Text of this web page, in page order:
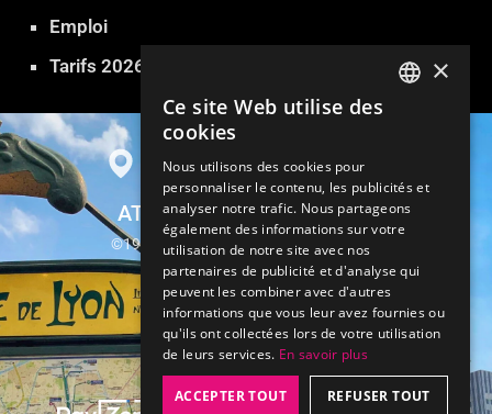
Emploi
Tarifs 2026
ATLANTIDE SAUNA PARIS
©1999-2026 Atlantide Sauna Hammam
13, rue Parrot 75012 Paris
Métro Gare de Lyon
Billetterie
FRENCH
GERMAN
ITALIAN
SPANISH
TURKISH
PORTUGUESE
×
Ce site Web utilise des
cookies
Nous utilisons des cookies pour
personnaliser le contenu, les publicités et
analyser notre trafic. Nous partageons
également des informations sur votre
utilisation de notre site avec nos
partenaires de publicité et d'analyse qui
peuvent les combiner avec d'autres
informations que vous leur avez fournies ou
qu'ils ont collectées lors de votre utilisation
de leurs services. En savoir plus
ACCEPTER TOUT REFUSER TOUT